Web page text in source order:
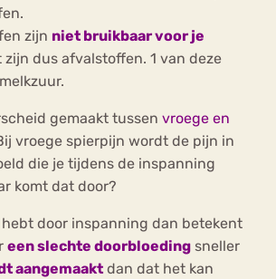
zijn niet bruikbaar voor je
zijn dus afvalstoffen. 1 van deze
gemaakt tussen vroege en
vroege spierpijn wordt de pijn in
die je tijdens de inspanning
komt dat door?
door inspanning dan betekent
een slechte doorbloeding sneller
aangemaakt dan dat het kan